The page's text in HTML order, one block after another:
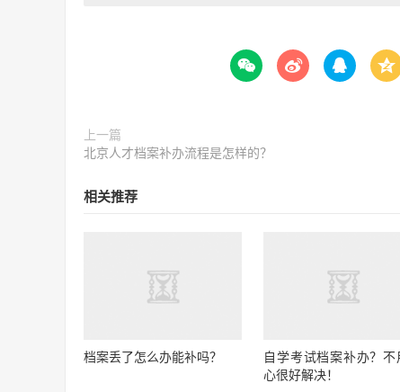
   
上一篇
北京人才档案补办流程是怎样的？
相关推荐
档案丢了怎么办能补吗？
自学考试档案补办？不
心很好解决！